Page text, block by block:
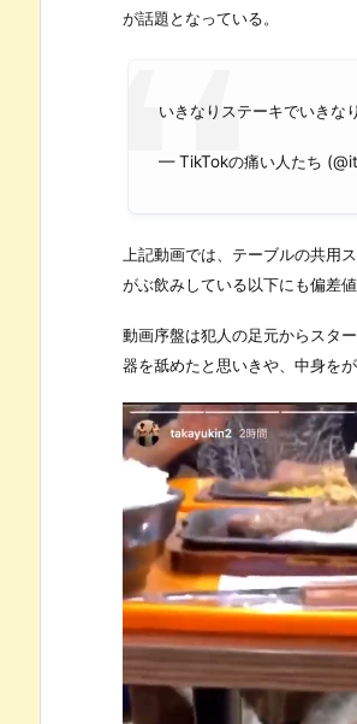
が話題となっている。
いきなりステーキでいきな
— TikTokの痛い人たち
上記動画では、テーブルの共用
がぶ飲みしている以下にも偏差
動画序盤は犯人の足元からスタ
器を舐めたと思いきや、中身をが